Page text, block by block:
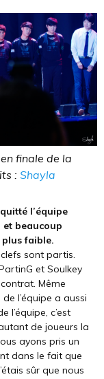
finale de la
: Shayla
l’équipe
et beaucoup
faible.
sont partis.
et Soulkey
Même
l’équipe a aussi
l’équipe, c’est
de joueurs la
ayons pris un
dans le fait que
sûr que nous